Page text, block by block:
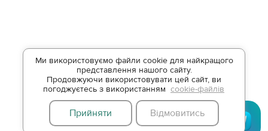
Ми використовуємо файли cookie для найкращого
представлення нашого сайту.
Продовжуючи використовувати цей сайт, ви
погоджуєтесь з використанням cookie-файлів
Відмовитись
Прийняти